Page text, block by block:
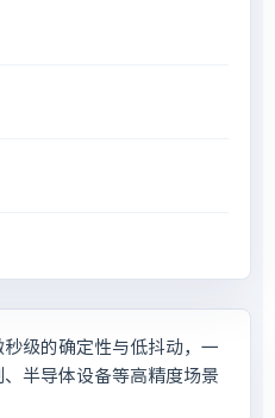
级的确定性与低抖动，一
半导体设备等高精度场景